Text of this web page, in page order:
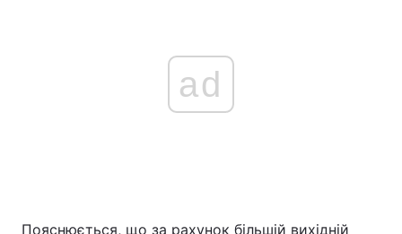
ad
Пояснюється, що за рахунок більшій вихідній